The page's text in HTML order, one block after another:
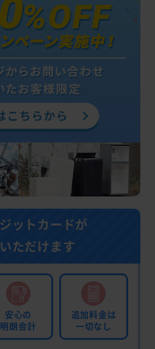
ットカードが
ただけます
安心の
明朗会計
追加料金は
一切なし